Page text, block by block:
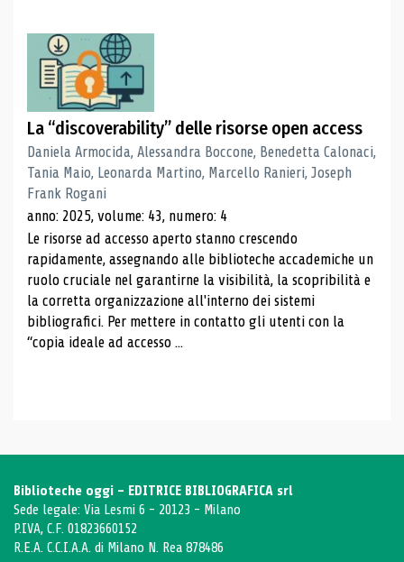
La “discoverability” delle risorse open access
Daniela Armocida, Alessandra Boccone, Benedetta Calonaci,
Tania Maio, Leonarda Martino, Marcello Ranieri, Joseph
Frank Rogani
anno: 2025, volume: 43, numero: 4
Le risorse ad accesso aperto stanno crescendo
rapidamente, assegnando alle biblioteche accademiche un
ruolo cruciale nel garantirne la visibilità, la scopribilità e
la corretta organizzazione all'interno dei sistemi
bibliografici. Per mettere in contatto gli utenti con la
“copia ideale ad accesso ...
Biblioteche oggi - EDITRICE BIBLIOGRAFICA srl
Sede legale: Via Lesmi 6 - 20123 - Milano
P.IVA, C.F. 01823660152
R.E.A. C.C.I.A.A. di Milano N. Rea 878486